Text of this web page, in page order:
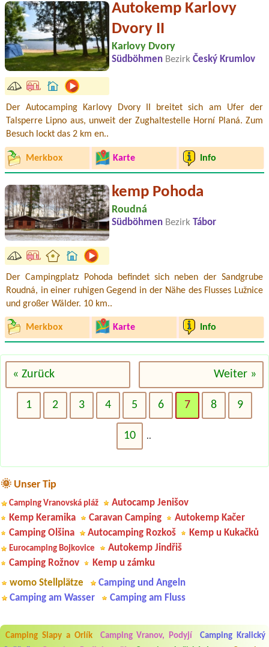
Autokemp Karlovy
Dvory II
Karlovy Dvory
Südböhmen Bezirk Český Krumlov
Der Autocamping Karlovy Dvory II breitet sich am Ufer der
Talsperre Lipno aus, unweit der Zughaltestelle Horní Planá. Zum
Besuch lockt das 2 km en..
Merkbox Karte Info
kemp Pohoda
Roudná
Südböhmen Bezirk Tábor
Der Campingplatz Pohoda befindet sich neben der Sandgrube
Roudná, in einer ruhigen Gegend in der Nähe des Flusses Lužnice
und großer Wälder. 10 km..
Merkbox Karte Info
« Zurück Weiter »
1 2 3 4 5 6 7 8 9
10 ..
🌞 Unser Tip
Camping Vranovská pláž
Autocamp Jenišov
Kemp Keramika
Caravan Camping
Autokemp Kačer
Camping Olšina
Autocamping Rozkoš Kemp u Kukačků
Eurocamping Bojkovice
Autokemp Jindřiš
Camping Rožnov
Kemp u zámku
womo Stellplätze
Camping und Angeln
Camping am Wasser
Camping am Fluss
Camping Slapy a Orlík Camping Vranov, Podyjí
Camping Kralický